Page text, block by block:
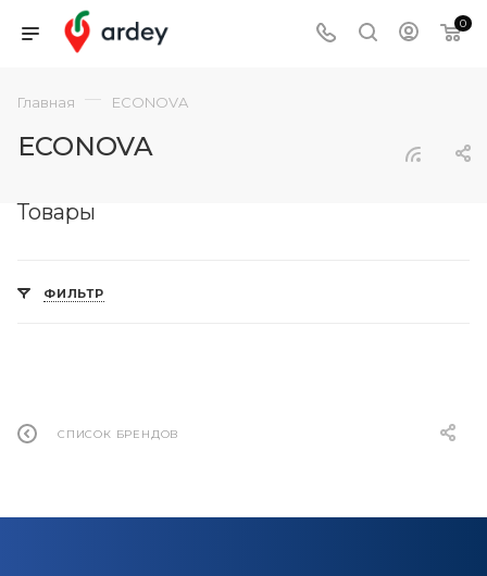
0
Главная — ECONOVA
ECONOVA
Товары
ФИЛЬТР
СПИСОК БРЕНДОВ